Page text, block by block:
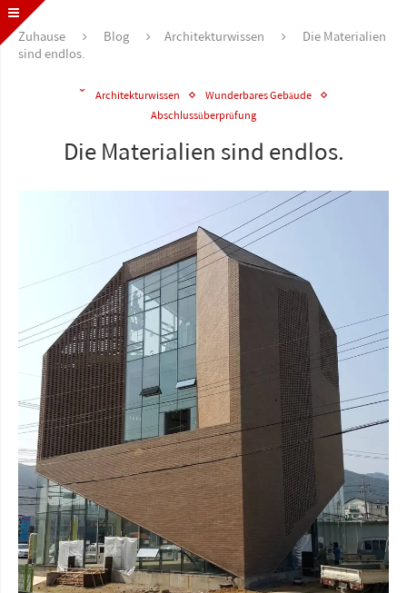
Zuhause Blog Architekturwissen
Die Materialien
sind endlos.
Architekturwissen
Wunderbares Gebäude
Abschlussüberprüfung
Die Materialien sind endlos.